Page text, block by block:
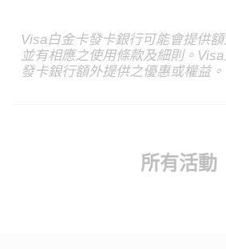
Visa白金卡發卡銀行可能會提供
並有相應之使用條款及細則。
發卡銀行額外提供之優惠或權益。
所有活動